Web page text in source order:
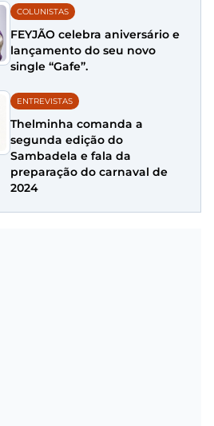
COLUNISTAS
FEYJÃO celebra aniversário e
lançamento do seu novo
single “Gafe”.
ENTREVISTAS
Thelminha comanda a
segunda edição do
Sambadela e fala da
preparação do carnaval de
2024